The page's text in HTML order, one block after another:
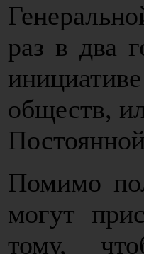
раз в два
обществ,
Помимо
могут
тому,